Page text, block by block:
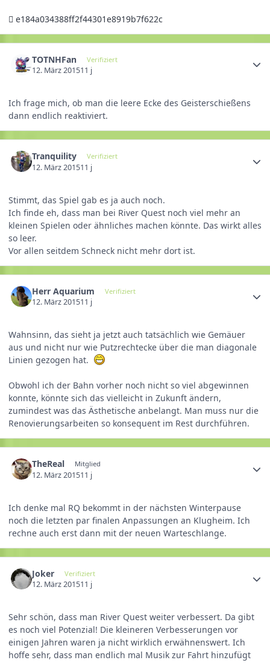
e184a034388ff2f44301e8919b7f622c
TOTNHFan Verifiziert
12. März 201511 j
Ich frage mich, ob man die leere Ecke des Geisterschießens
dann endlich reaktiviert.
Tranquility Verifiziert
12. März 201511 j
Stimmt, das Spiel gab es ja auch noch.
Ich finde eh, dass man bei River Quest noch viel mehr an
kleinen Spielen oder ähnliches machen könnte. Das wirkt alles
so leer.
Vor allen seitdem Schneck nicht mehr dort ist.
Herr Aquarium Verifiziert
12. März 201511 j
Wahnsinn, das sieht ja jetzt auch tatsächlich wie Gemäuer
aus und nicht nur wie Putzrechtecke über die man diagonale
Linien gezogen hat.
Obwohl ich der Bahn vorher noch nicht so viel abgewinnen
konnte, könnte sich das vielleicht in Zukunft ändern,
zumindest was das Ästhetische anbelangt. Man muss nur die
Renovierungsarbeiten so konsequent im Rest durchführen.
TheReal Mitglied
12. März 201511 j
Ich denke mal RQ bekommt in der nächsten Winterpause
noch die letzten par finalen Anpassungen an Klugheim. Ich
rechne auch erst dann mit der neuen Warteschlange.
Joker Verifiziert
12. März 201511 j
Sehr schön, dass man River Quest weiter verbessert. Da gibt
es noch viel Potenzial! Die kleineren Verbesserungen vor
einigen Jahren waren ja nicht wirklich erwähnenswert. Ich
hoffe sehr, dass man endlich mal Musik zur Fahrt hinzufügt